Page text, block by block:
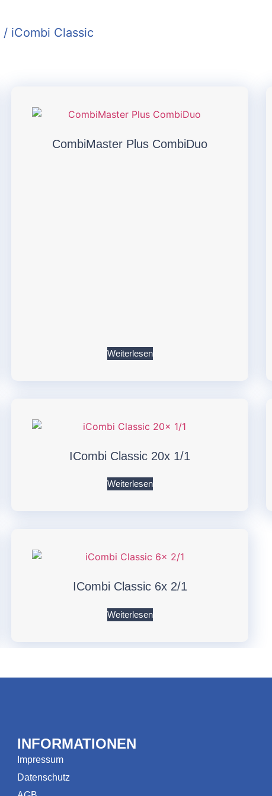
/ iCombi Classic
CombiMaster Plus CombiDuo
Weiterlesen
ICombi Classic 20x 1/1
Weiterlesen
ICombi Classic 6x 2/1
Weiterlesen
INFORMATIONEN
Impressum
Datenschutz